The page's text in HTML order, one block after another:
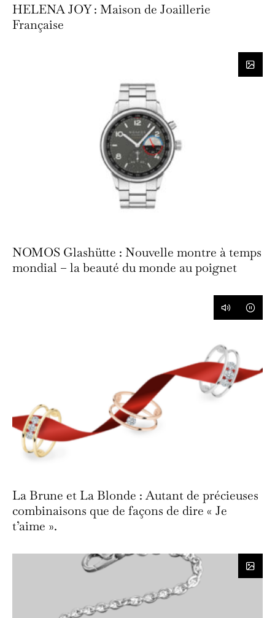
HELENA JOY : Maison de Joaillerie
Française
NOMOS Glashütte : Nouvelle montre à temps
mondial – la beauté du monde au poignet
La Brune et La Blonde : Autant de précieuses
combinaisons que de façons de dire « Je
t’aime ».